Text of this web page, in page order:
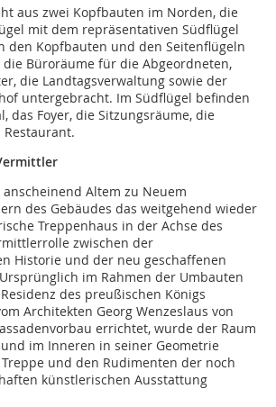
aus zwei Kopfbauten im Norden, die
mit dem repräsentativen Südflügel
den Kopfbauten und den Seitenflügeln
Büroräume für die Abgeordneten,
die Landtagsverwaltung sowie der
untergebracht. Im Südflügel befinden
das Foyer, die Sitzungsräume, die
anscheinend Altem zu Neuem
des Gebäudes das weitgehend wieder
Treppenhaus in der Achse des
zwischen der
Historie und der neu geschaffenen
im Rahmen der Umbauten
des preußischen Königs
Architekten Georg Wenzeslaus von
errichtet, wurde der Raum
im Inneren in seiner Geometrie
und den Rudimenten der noch
künstlerischen Ausstattung